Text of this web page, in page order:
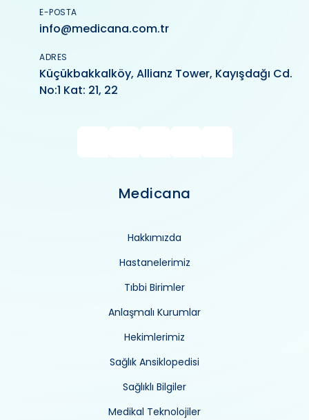
E-POSTA
info@medicana.com.tr
ADRES
Küçükbakkalköy, Allianz Tower, Kayışdağı Cd.
No:1 Kat: 21, 22
Medicana
Hakkımızda
Hastanelerimiz
Tıbbi Birimler
Anlaşmalı Kurumlar
Hekimlerimiz
Sağlık Ansiklopedisi
Sağlıklı Bilgiler
Medikal Teknolojiler